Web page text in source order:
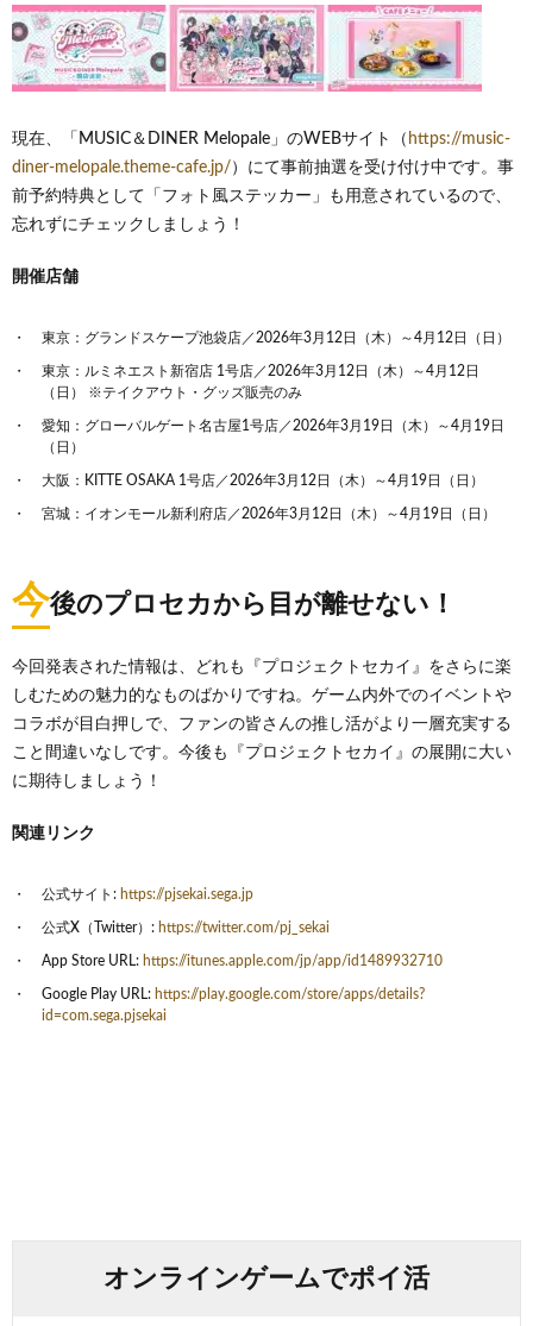
現在、「MUSIC＆DINER Melopale」のWEBサイト（ https://music-
diner-melopale.theme-cafe.jp/ ）にて事前抽選を受け付け中です。事
前予約特典として「フォト風ステッカー」も用意されているので、
忘れずにチェックしましょう！
開催店舗
東京：グランドスケープ池袋店／2026年3月12日（木）～4月12日（日）
東京：ルミネエスト新宿店 1号店／2026年3月12日（木）～4月12日
（日） ※テイクアウト・グッズ販売のみ
愛知：グローバルゲート名古屋1号店／2026年3月19日（木）～4月19日
（日）
大阪：KITTE OSAKA 1号店／2026年3月12日（木）～4月19日（日）
宮城：イオンモール新利府店／2026年3月12日（木）～4月19日（日）
今後のプロセカから目が離せない！
今回発表された情報は、どれも『プロジェクトセカイ』をさらに楽
しむための魅力的なものばかりですね。ゲーム内外でのイベントや
コラボが目白押しで、ファンの皆さんの推し活がより一層充実する
こと間違いなしです。今後も『プロジェクトセカイ』の展開に大い
に期待しましょう！
関連リンク
公式サイト: https://pjsekai.sega.jp
公式X（Twitter）: https://twitter.com/pj_sekai
App Store URL: https://itunes.apple.com/jp/app/id1489932710
Google Play URL: https://play.google.com/store/apps/details?
id=com.sega.pjsekai
オンラインゲームでポイ活